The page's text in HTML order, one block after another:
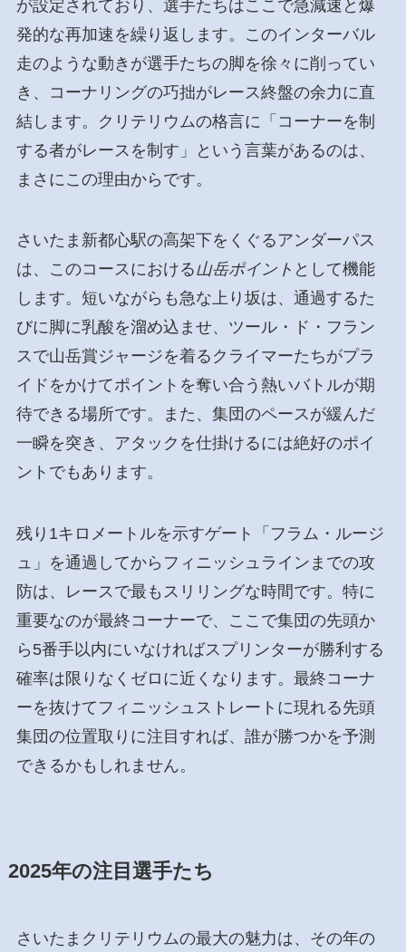
が設定されており、選手たちはここで急減速と爆
発的な再加速を繰り返します。このインターバル
走のような動きが選手たちの脚を徐々に削ってい
き、コーナリングの巧拙がレース終盤の余力に直
結します。クリテリウムの格言に「コーナーを制
する者がレースを制す」という言葉があるのは、
まさにこの理由からです。
さいたま新都心駅の高架下をくぐるアンダーパス
は、このコースにおける山岳ポイント として機能
します。短いながらも急な上り坂は、通過するた
びに脚に乳酸を溜め込ませ、ツール・ド・フラン
スで山岳賞ジャージを着るクライマーたちがプラ
イドをかけてポイントを奪い合う熱いバトルが期
待できる場所です。また、集団のペースが緩んだ
一瞬を突き、アタックを仕掛けるには絶好のポイ
ントでもあります。
残り1キロメートルを示すゲート「フラム・ルージ
ュ」を通過してからフィニッシュラインまでの攻
防は、レースで最もスリリングな時間です。特に
重要なのが最終コーナーで、ここで集団の先頭か
ら5番手以内にいなければスプリンターが勝利する
確率は限りなくゼロに近くなります。最終コーナ
ーを抜けてフィニッシュストレートに現れる先頭
集団の位置取りに注目すれば、誰が勝つかを予測
できるかもしれません。
2025年の注目選手たち
さいたまクリテリウムの最大の魅力は、その年の